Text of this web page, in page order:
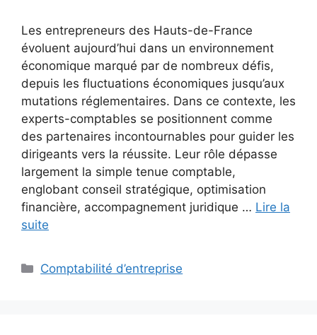
Les entrepreneurs des Hauts-de-France
évoluent aujourd’hui dans un environnement
économique marqué par de nombreux défis,
depuis les fluctuations économiques jusqu’aux
mutations réglementaires. Dans ce contexte, les
experts-comptables se positionnent comme
des partenaires incontournables pour guider les
dirigeants vers la réussite. Leur rôle dépasse
largement la simple tenue comptable,
englobant conseil stratégique, optimisation
financière, accompagnement juridique … Lire la
suite
Catégories
Comptabilité d’entreprise